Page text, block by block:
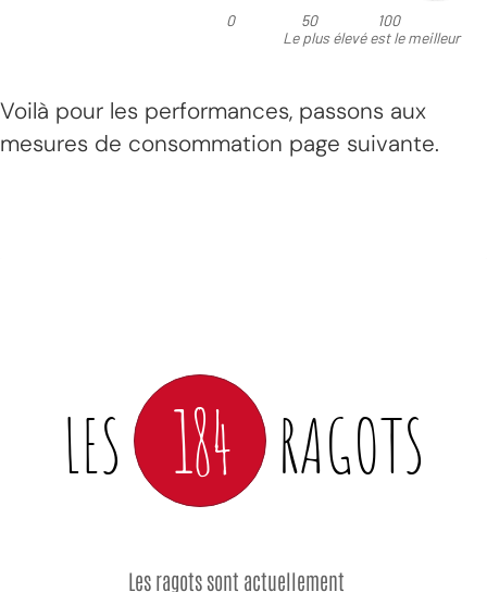
Voilà pour les performances, passons aux
mesures de consommation page suivante.
LES 184 RAGOTS
Les ragots sont actuellement